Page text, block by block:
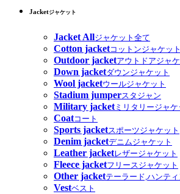
Jacketジャケット
Jacket Allジャケット全て
Cotton jacketコットンジャケット
Outdoor jacketアウトドアジャ
Down jacketダウンジャケット
Wool jacketウールジャケット
Stadium jumperスタジャン
Military jacketミリタリージャケ
Coatコート
Sports jacketスポーツジャケット
Denim jacketデニムジャケット
Leather jacketレザージャケット
Fleece jacketフリースジャケット
Other jacketテーラード,ハンテ
Vestベスト